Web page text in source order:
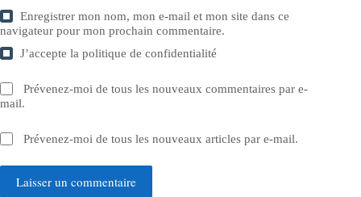
Enregistrer mon nom, mon e-mail et mon site dans ce
navigateur pour mon prochain commentaire.
J’accepte lapolitique de confidentialité
Prévenez-moi de tous les nouveaux commentaires par e-
mail.
Prévenez-moi de tous les nouveaux articles par e-mail.
Laisser un commentaire